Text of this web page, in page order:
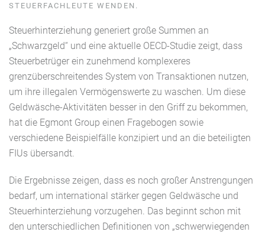
STEUERFACHLEUTE WENDEN.
Steuerhinterziehung generiert große Summen an
„Schwarzgeld“ und eine aktuelle OECD-Studie zeigt, dass
Steuerbetrüger ein zunehmend komplexeres
grenzüberschreitendes System von Transaktionen nutzen,
um ihre illegalen Vermögenswerte zu waschen. Um diese
Geldwäsche-Aktivitäten besser in den Griff zu bekommen,
hat die Egmont Group einen Fragebogen sowie
verschiedene Beispielfälle konzipiert und an die beteiligten
FIUs übersandt.
Die Ergebnisse zeigen, dass es noch großer Anstrengungen
bedarf, um international stärker gegen Geldwäsche und
Steuerhinterziehung vorzugehen. Das beginnt schon mit
den unterschiedlichen Definitionen von „schwerwiegenden